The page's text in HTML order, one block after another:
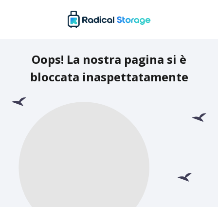
Oops! La nostra pagina si è
bloccata inaspettatamente